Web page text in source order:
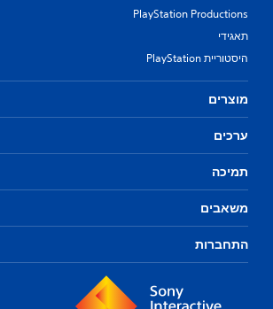
PlayStation Productions
תאגידי
היסטוריית PlayStation
מוצרים
ערכים
תמיכה
משאבים
התחברות